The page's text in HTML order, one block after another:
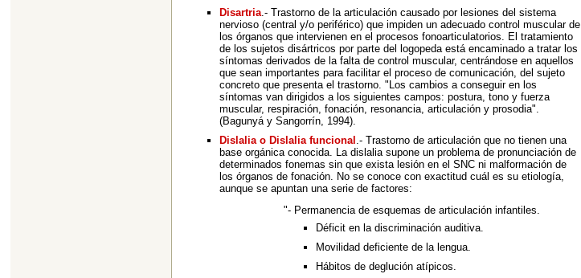
Disartria .- Trastorno de la articulación causado por lesiones del sistema
nervioso (central y/o periférico) que impiden un adecuado control muscular de
los órganos que intervienen en el procesos fonoarticulatorios. El tratamiento
de los sujetos disártricos por parte del logopeda está encaminado a tratar los
síntomas derivados de la falta de control muscular, centrándose en aquellos
que sean importantes para facilitar el proceso de comunicación, del sujeto
concreto que presenta el trastorno. "Los cambios a conseguir en los
síntomas van dirigidos a los siguientes campos: postura, tono y fuerza
muscular, respiración, fonación, resonancia, articulación y prosodia".
(Bagunyá y Sangorrín, 1994).
Dislalia o Dislalia funcional .- Trastorno de articulación que no tienen una
base orgánica conocida. La dislalia supone un problema de pronunciación de
determinados fonemas sin que exista lesión en el SNC ni malformación de
los órganos de fonación. No se conoce con exactitud cuál es su etiología,
aunque se apuntan una serie de factores:
"- Permanencia de esquemas de articulación infantiles.
Déficit en la discriminación auditiva.
Movilidad deficiente de la lengua.
Hábitos de deglución atípicos.